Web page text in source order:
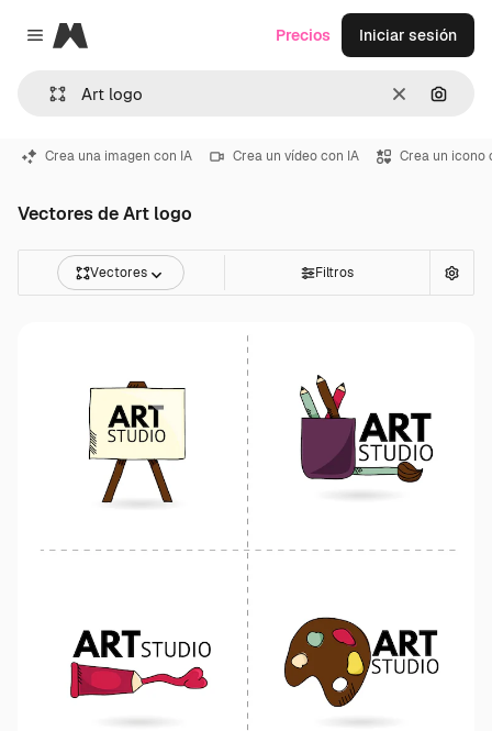
Close menu
Magnific
Borrar
Precios Iniciar sesión
Crea una imagen con IA Crea un vídeo con IA Crea un icono
Vectores de Art logo
Vectores Filtros